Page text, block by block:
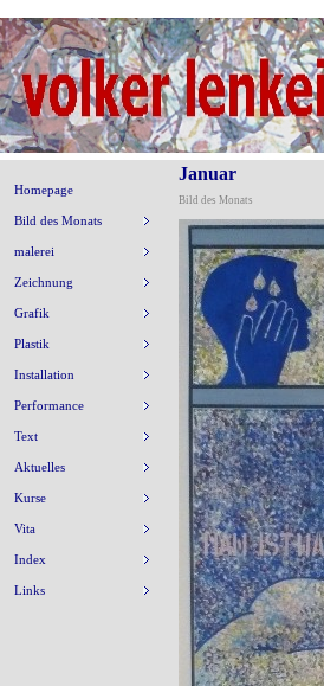
Homepage
Bild des Monats
malerei
Zeichnung
Grafik
Plastik
Installation
Performance
Text
Aktuelles
Kurse
Vita
Index
Links
Januar
Bild des Monats